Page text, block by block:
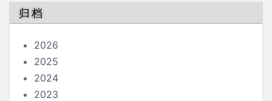
归档
2026
2025
2024
2023